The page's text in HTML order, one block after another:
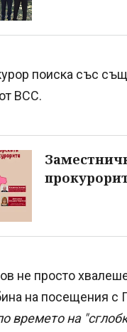
поиска със
ВСС.
не просто
на посещения с
времето на